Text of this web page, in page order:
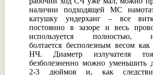
наличии подходящей МС
катушку ундерханг – все
постоянно в зазоре и весь
используется полностью,
болтается бесполезным весом
НЧ. Диаметр излучателя
безболезненно можно уменьшить
2-3 дюймов и, как